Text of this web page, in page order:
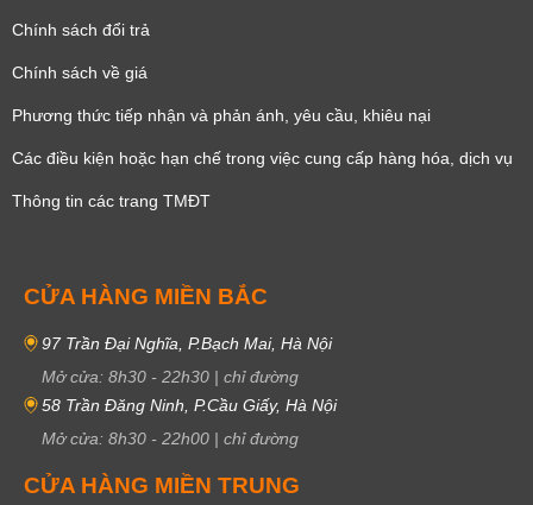
Chính sách đổi trả
Chính sách về giá
Phương thức tiếp nhận và phản ánh, yêu cầu, khiêu nại
Các điều kiện hoặc hạn chế trong việc cung cấp hàng hóa, dịch vụ
Thông tin các trang TMĐT
CỬA HÀNG MIỀN BẮC
97 Trần Đại Nghĩa, P.Bạch Mai, Hà Nội
Mở cửa: 8h30 - 22h30 | chỉ đường
58 Trần Đăng Ninh, P.Cầu Giấy, Hà Nội
Mở cửa: 8h30 - 22h00 | chỉ đường
CỬA HÀNG MIỀN TRUNG